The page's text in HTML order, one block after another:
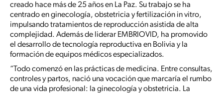
creado hace más de 25 años en La Paz. Su trabajo se ha
centrado en ginecología, obstetricia y fertilización in vitro,
impulsando tratamientos de reproducción asistida de alta
complejidad. Además de liderar EMBRIOVID, ha promovido
el desarrollo de tecnología reproductiva en Bolivia y la
formación de equipos médicos especializados.
“Todo comenzó en las prácticas de medicina. Entre consultas,
controles y partos, nació una vocación que marcaría el rumbo
de una vida profesional: la ginecología y obstetricia. La